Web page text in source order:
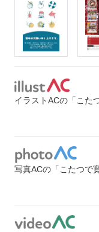
イラストACの「こた
写真ACの「こたつで